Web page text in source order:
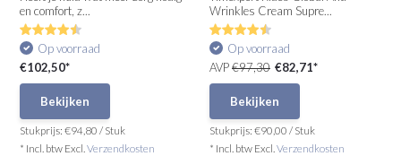
en comfort, z...
Op voorraad
€102,50*
Bekijken
Stukprijs:€94,80 / Stuk
* Incl. btw Excl.Verzendkosten
Wrinkles Cream Supre...
Op voorraad
AVP€97,30 €82,71*
Bekijken
Stukprijs: €90,00 / Stuk
* Incl. btw Excl.Verzendkosten